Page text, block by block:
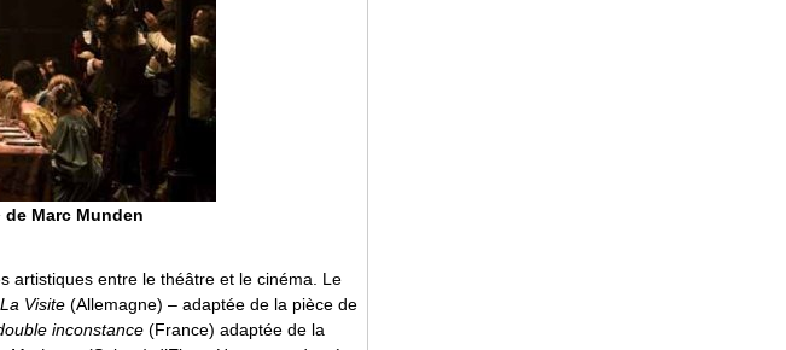
de Marc Munden
artistiques entre le théâtre et le cinéma. Le
La Visite (Allemagne) – adaptée de la pièce de
inconstance (France) adaptée de la